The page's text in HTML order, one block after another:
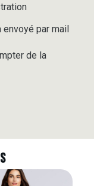
envoyé par mail
de la